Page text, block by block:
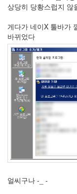
상당히 당황스럽지 않
게다가 네이X 툴바가
바뀌었다
얼씨구나 -_ -
코
악
보
0
진
슬
23
즈
리